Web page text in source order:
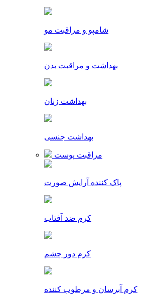
شامپو و مراقبت مو
بهداشت و مراقبت بدن
بهداشت زنان
بهداشت جنسی
مراقبت پوست
پاک کننده آرایش صورت
کرم ضد آفتاب
کرم دور چشم
کرم آبرسان و مرطوب کننده